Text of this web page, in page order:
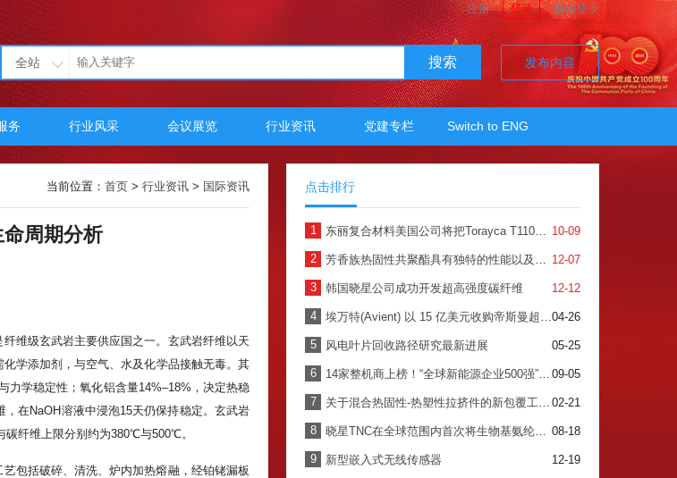
注册 登录 微信登录
全站 搜索 发布内容
务 行业风采 会议展览 行业资讯 党建专栏 Switch to ENG
当前位置： 首页 > 行业资讯 > 国际资讯
周期分析
维级玄武岩主要供应国之一。玄武岩纤维以天
学添加剂，与空气、水及化学品接触无毒。其
力学稳定性；氧化铝含量14%–18%，决定热稳
在NaOH溶液中浸泡15天仍保持稳定。玄武岩
纤维上限分别约为380℃与500℃。
包括破碎、清洗、炉内加热熔融，经铂铑漏板
点击排行
1 10-09
东丽复合材料美国公司将把Torayca T1100的产能提高一倍
2 12-07
芳香族热固性共聚酯具有独特的性能以及多种形式的可用性
3 12-12
韩国晓星公司成功开发超高强度碳纤维
4 04-26
埃万特(Avient) 以 15 亿美元收购帝斯曼超高分子量聚乙烯纤维防护材料
5 05-25
风电叶片回收路径研究最新进展
6 09-05
14家整机商上榜！“全球新能源企业500强”揭晓！
7 02-21
关于混合热固性-热塑性拉挤件的新包覆工艺进展
8 08-18
晓星TNC在全球范围内首次将生物基氨纶商业化
9 12-19
新型嵌入式无线传感器